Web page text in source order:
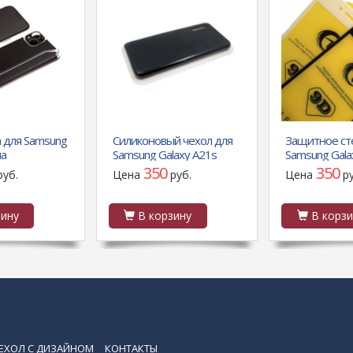
Samsung
и
с защитой,
Силиконовый чехол для
Samsung Galaxy A21s
Silicone case High-end TPU
Case, soft-touch без лого,
Цена 350руб.
В корзину
Защитное
Samsung
полной
паке 25 шт.,
Цена 350
В
С ДИЗАЙНОМ КОНТАКТЫ